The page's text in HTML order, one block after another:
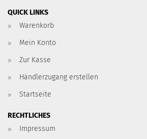
QUICK LINKS
Warenkorb
Mein Konto
Zur Kasse
Händlerzugang erstellen
Startseite
RECHTLICHES
Impressum